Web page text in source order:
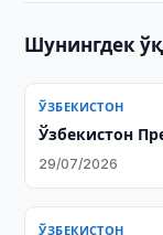
Шунингдек
ЎЗБЕКИСТОН
Ўзбекистон
29/07/2026
ЎЗБЕКИСТОН